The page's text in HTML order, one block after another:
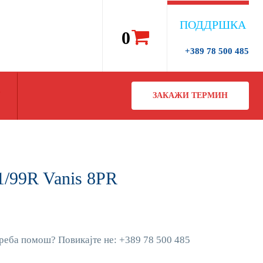
0
ПОДДРШКА
+389 78 500 485
ЗАКАЖИ ТЕРМИН
99R Vanis 8PR
помош? Повикајте не: +389 78 500 485